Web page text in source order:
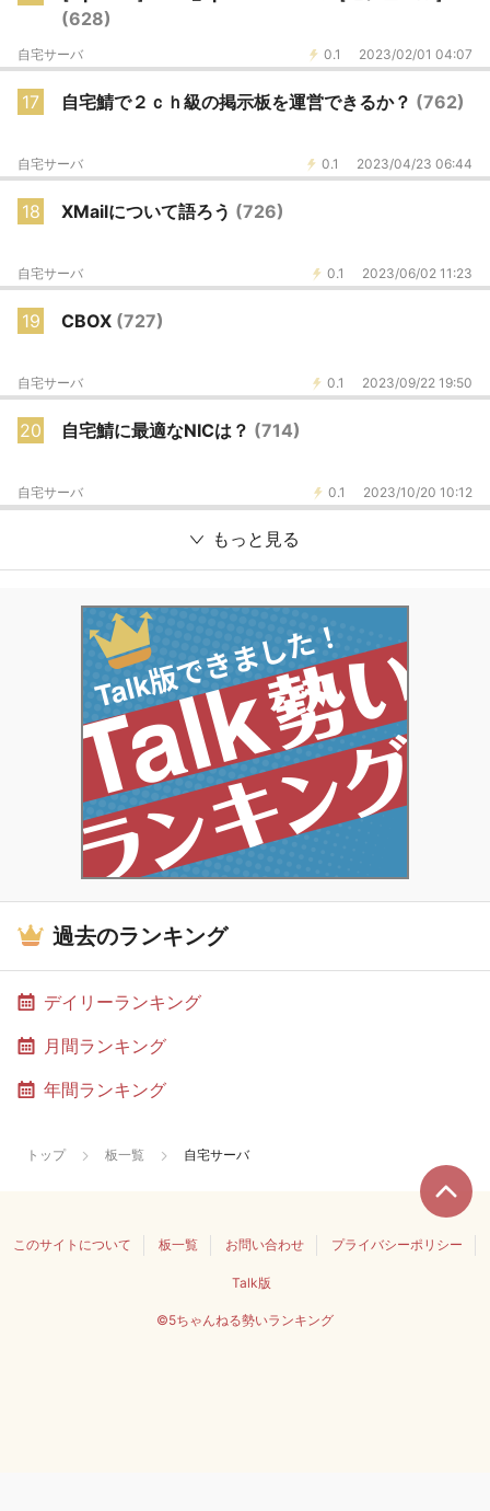
(628)
0.1 2023/02/01 04:07
自宅サーバ
17 自宅鯖で２ｃｈ級の掲示板を運営できるか？ (762)
0.1 2023/04/23 06:44
自宅サーバ
18 XMailについて語ろう (726)
0.1 2023/06/02 11:23
自宅サーバ
19 CBOX (727)
0.1 2023/09/22 19:50
自宅サーバ
20 自宅鯖に最適なNICは？ (714)
0.1 2023/10/20 10:12
自宅サーバ
もっと見る
過去のランキング
デイリーランキング
月間ランキング
年間ランキング
トップ 板一覧 自宅サーバ
このサイトについて 板一覧 お問い合わせ プライバシーポリシー
Talk版
©5ちゃんねる勢いランキング